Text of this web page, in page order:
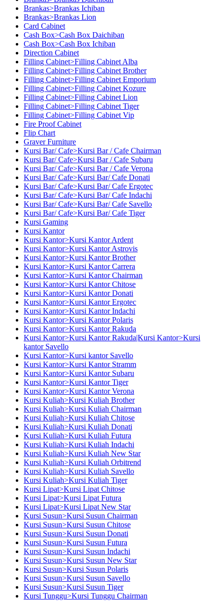
Brankas>Brankas Ichiban
Brankas>Brankas Lion
Card Cabinet
Cash Box>Cash Box Daichiban
Cash Box>Cash Box Ichiban
Direction Cabinet
Filling Cabinet>Filling Cabinet Alba
Filling Cabinet>Filling Cabinet Brother
Filling Cabinet>Filling Cabinet Emporium
Filling Cabinet>Filling Cabinet Kozure
Filling Cabinet>Filling Cabinet Lion
Filling Cabinet>Filling Cabinet Tiger
Filling Cabinet>Filling Cabinet Vip
Fire Proof Cabinet
Flip Chart
Graver Furniture
Kursi Bar/ Cafe>Kursi Bar / Cafe Chairman
Kursi Bar/ Cafe>Kursi Bar / Cafe Subaru
Kursi Bar/ Cafe>Kursi Bar / Cafe Verona
Kursi Bar/ Cafe>Kursi Bar/ Cafe Donati
Kursi Bar/ Cafe>Kursi Bar/ Cafe Ergotec
Kursi Bar/ Cafe>Kursi Bar/ Cafe Indachi
Kursi Bar/ Cafe>Kursi Bar/ Cafe Savello
Kursi Bar/ Cafe>Kursi Bar/ Cafe Tiger
Kursi Gaming
Kursi Kantor
Kursi Kantor>Kursi Kantor Ardent
Kursi Kantor>Kursi Kantor Astrovis
Kursi Kantor>Kursi Kantor Brother
Kursi Kantor>Kursi Kantor Carrera
Kursi Kantor>Kursi Kantor Chairman
Kursi Kantor>Kursi Kantor Chitose
Kursi Kantor>Kursi Kantor Donati
Kursi Kantor>Kursi Kantor Ergotec
Kursi Kantor>Kursi Kantor Indachi
Kursi Kantor>Kursi Kantor Polaris
Kursi Kantor>Kursi Kantor Rakuda
Kursi Kantor>Kursi Kantor Rakuda|Kursi Kantor>Kursi
kantor Savello
Kursi Kantor>Kursi kantor Savello
Kursi Kantor>Kursi Kantor Stramm
Kursi Kantor>Kursi Kantor Subaru
Kursi Kantor>Kursi Kantor Tiger
Kursi Kantor>Kursi Kantor Verona
Kursi Kuliah>Kursi Kuliah Brother
Kursi Kuliah>Kursi Kuliah Chairman
Kursi Kuliah>Kursi Kuliah Chitose
Kursi Kuliah>Kursi Kuliah Donati
Kursi Kuliah>Kursi Kuliah Futura
Kursi Kuliah>Kursi Kuliah Indachi
Kursi Kuliah>Kursi Kuliah New Star
Kursi Kuliah>Kursi Kuliah Orbitrend
Kursi Kuliah>Kursi Kuliah Savello
Kursi Kuliah>Kursi Kuliah Tiger
Kursi Lipat>Kursi Lipat Chitose
Kursi Lipat>Kursi Lipat Futura
Kursi Lipat>Kursi Lipat New Star
Kursi Susun>Kursi Susun Chairman
Kursi Susun>Kursi Susun Chitose
Kursi Susun>Kursi Susun Donati
Kursi Susun>Kursi Susun Futura
Kursi Susun>Kursi Susun Indachi
Kursi Susun>Kursi Susun New Star
Kursi Susun>Kursi Susun Polaris
Kursi Susun>Kursi Susun Savello
Kursi Susun>Kursi Susun Tiger
Kursi Tunggu>Kursi Tunggu Chairman